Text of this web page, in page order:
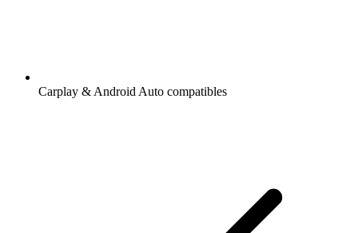
Carplay & Android Auto compatibles